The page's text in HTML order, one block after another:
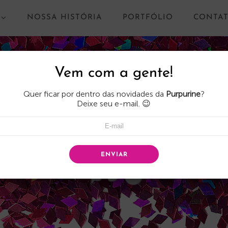
NOSSA HISTÓRIA PORTFÓLIO
Vem com a gente!
Quer ficar por dentro das novidades da Purpurine?
Deixe seu e-mail. 😉
ENVIAR